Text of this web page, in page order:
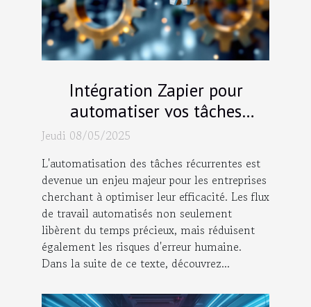
Intégration Zapier pour
automatiser vos tâches
récurrentes Découvrez les flux
Jeudi 08/05/2025
L'automatisation des tâches récurrentes est
devenue un enjeu majeur pour les entreprises
cherchant à optimiser leur efficacité. Les flux
de travail automatisés non seulement
libèrent du temps précieux, mais réduisent
également les risques d'erreur humaine.
Dans la suite de ce texte, découvrez...